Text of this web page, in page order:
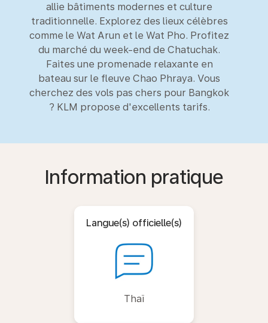
allie bâtiments modernes et culture
traditionnelle. Explorez des lieux célèbres
comme le Wat Arun et le Wat Pho. Profitez
du marché du week-end de Chatuchak.
Faites une promenade relaxante en
bateau sur le fleuve Chao Phraya. Vous
cherchez des vols pas chers pour Bangkok
? KLM propose d'excellents tarifs.
Information pratique
Langue(s) officielle(s)
Thaï